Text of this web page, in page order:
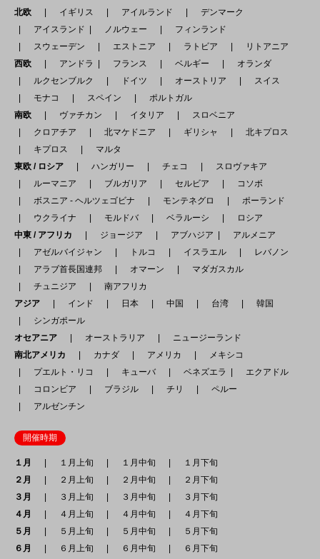
北欧 イギリス アイルランド
デンマーク
アイスランド
ノルウェー
フィンランド
スウェーデン
エストニア ラトビア
リトアニア
西欧
アンドラ フランス ベルギー
オランダ
ルクセンブルク
ドイツ オーストリア
スイス
モナコ
スペイン
ポルトガル
南欧
ヴァチカン イタリア
スロベニア
クロアチア
北マケドニア ギリシャ
北キプロス
キプロス
マルタ
東欧 / ロシア
ハンガリー チェコ
スロヴァキア
ルーマニア
ブルガリア セルビア
コソボ
ボスニア - ヘルツェゴビナ
モンテネグロ
ポーランド
ウクライナ
モルドバ ベラルーシ
ロシア
中東 / アフリカ
ジョージア アブハジア
アルメニア
アゼルバイジャン
トルコ イスラエル
レバノン
アラブ首長国連邦
オマーン
マダガスカル
チュニジア
南アフリカ
アジア
インド 日本 中国 台湾
韓国
シンガポール
オセアニア
オーストラリア
ニュージーランド
南北アメリカ
カナダ アメリカ
メキシコ
プエルト・リコ
キューバ ベネズエラ
エクアドル
コロンビア
ブラジル チリ
ペルー
アルゼンチン
開催時期
１月 １月上旬 １月中旬
１月下旬
２月
２月上旬 ２月中旬
２月下旬
３月
３月上旬 ３月中旬
３月下旬
４月
４月上旬 ４月中旬
４月下旬
５月
５月上旬 ５月中旬
５月下旬
６月
６月上旬 ６月中旬
６月下旬